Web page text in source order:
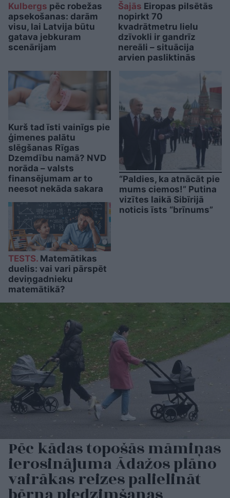
Kulbergs pēc robežas
apsekošanas: darām
visu, lai Latvija būtu
gatava jebkuram
scenārijam
Šajās Eiropas pilsētās
nopirkt 70
kvadrātmetru lielu
dzīvokli ir gandrīz
nereāli – situācija
arvien pasliktinās
Kurš tad īsti vainīgs pie
ģimenes palātu
slēgšanas Rīgas
Dzemdību namā? NVD
norāda – valsts
finansējumam ar to
neesot nekāda sakara
TESTS. Matemātikas
duelis: vai vari pārspēt
deviņgadnieku
matemātikā?
“Paldies, ka atnācāt pie
mums ciemos!” Putina
vizītes laikā Sibīrijā
noticis īsts “brīnums”
Pēc kādas topošās māmiņas
ierosinājuma Ādažos plāno
vairākas reizes palielināt